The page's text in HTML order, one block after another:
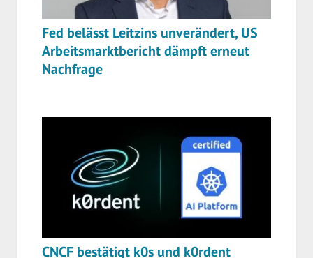
Fed belässt Leitzins unverändert, US
Arbeitsmarktbericht dämpft erneut
Nachfrage
CNCF bestätigt k0s und k0rdent